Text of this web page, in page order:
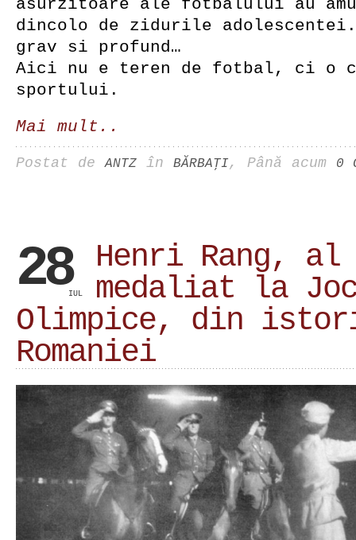
asurzitoare ale fotbalului au
dincolo de zidurile
grav si profund…
Aici nu e teren de fotbal, ci o
sportului.
Mai mult..
Postat deANTZ în BĂRBAŢI, Până acum 0
28IUL
Henri Rang,
medaliat la
Olimpice, din
Romaniei